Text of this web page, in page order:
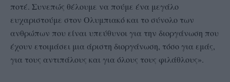
ποτέ. Συνεπώς θέλουμε να πούμε ένα μεγάλο
ευχαριστούμε στον Ολυμπιακό και το σύνολο των
ανθρώπων που είναι υπεύθυνοι για την διοργάνωση που
έχουν ετοιμάσει μια άριστη διοργάνωση, τόσο για εμάς,
για τους αντιπάλους και για όλους τους φιλάθλους».